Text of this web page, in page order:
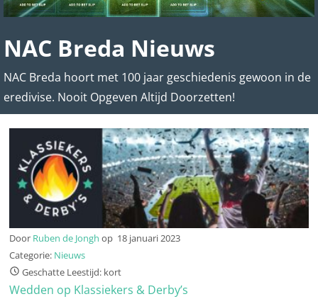
NAC Breda Nieuws
NAC Breda hoort met 100 jaar geschiedenis gewoon in de
eredivise. Nooit Opgeven Altijd Doorzetten!
Door Ruben de Jongh op 18 januari 2023
Categorie: Nieuws
Geschatte Leestijd: kort
Wedden op Klassiekers & Derby’s